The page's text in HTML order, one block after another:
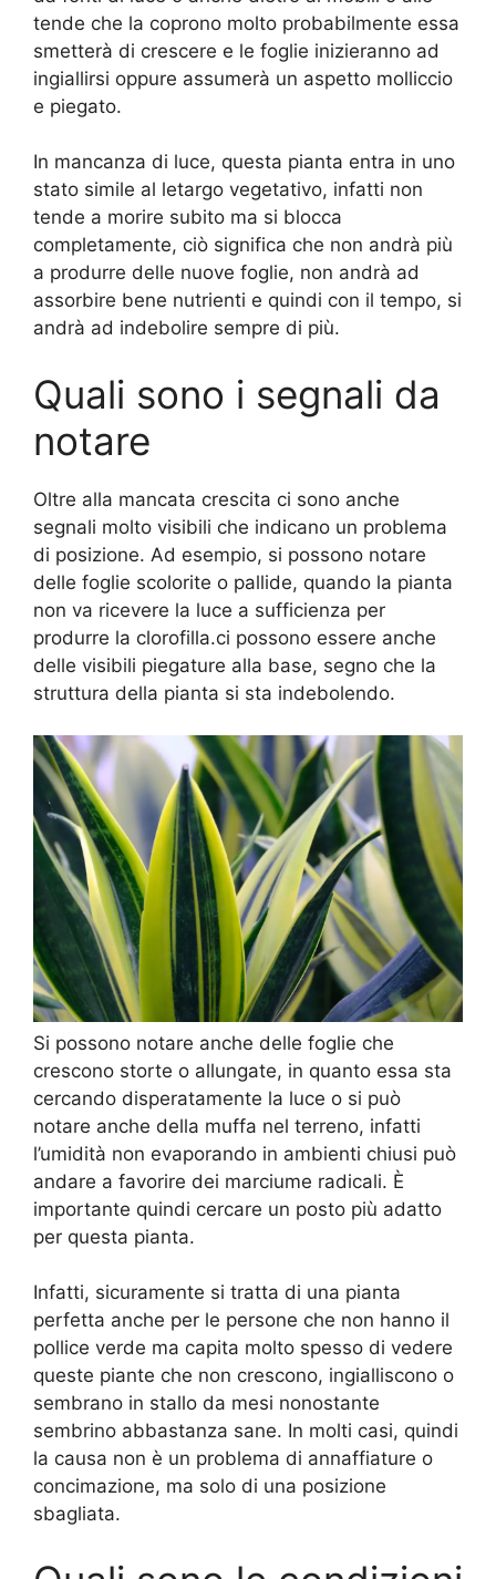
tende che la coprono molto probabilmente essa
smetterà di crescere e le foglie inizieranno ad
ingiallirsi oppure assumerà un aspetto molliccio
e piegato.
In mancanza di luce, questa pianta entra in uno
stato simile al letargo vegetativo, infatti non
tende a morire subito ma si blocca
completamente, ciò significa che non andrà più
a produrre delle nuove foglie, non andrà ad
assorbire bene nutrienti e quindi con il tempo, si
andrà ad indebolire sempre di più.
Quali sono i segnali da
notare
Oltre alla mancata crescita ci sono anche
segnali molto visibili che indicano un problema
di posizione. Ad esempio, si possono notare
delle foglie scolorite o pallide, quando la pianta
non va ricevere la luce a sufficienza per
produrre la clorofilla.ci possono essere anche
delle visibili piegature alla base, segno che la
struttura della pianta si sta indebolendo.
Si possono notare anche delle foglie che
crescono storte o allungate, in quanto essa sta
cercando disperatamente la luce o si può
notare anche della muffa nel terreno, infatti
l’umidità non evaporando in ambienti chiusi può
andare a favorire dei marciume radicali. È
importante quindi cercare un posto più adatto
per questa pianta.
Infatti, sicuramente si tratta di una pianta
perfetta anche per le persone che non hanno il
pollice verde ma capita molto spesso di vedere
queste piante che non crescono, ingialliscono o
sembrano in stallo da mesi nonostante
sembrino abbastanza sane. In molti casi, quindi
la causa non è un problema di annaffiature o
concimazione, ma solo di una posizione
sbagliata.